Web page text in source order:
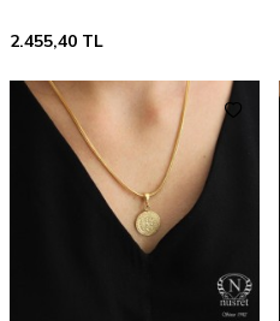
2.455,40 TL